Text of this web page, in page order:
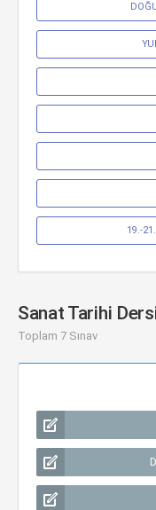
19.-
Sanat Tarihi
Toplam 7 Sınav